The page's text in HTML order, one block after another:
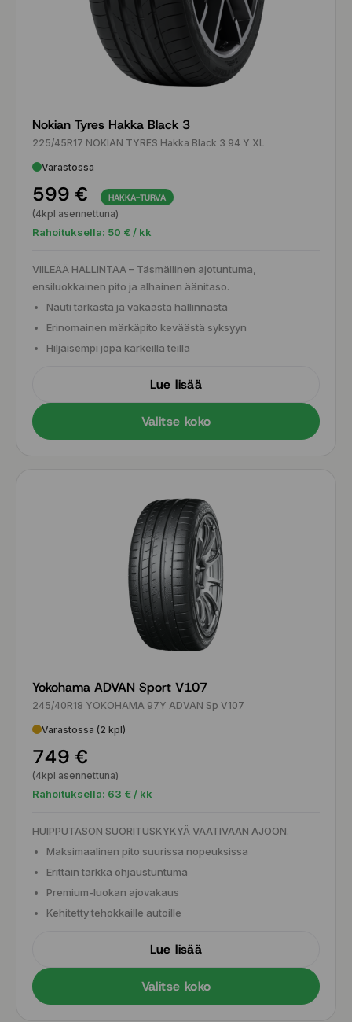
Nokian Tyres Hakka Black 3
225/45R17 NOKIAN TYRES Hakka Black 3 94 Y XL
Varastossa
599 € HAKKA-TURVA
(4kpl asennettuna)
Rahoituksella: 50 € / kk
VIILEÄÄ HALLINTAA – Täsmällinen ajotuntuma,
ensiluokkainen pito ja alhainen äänitaso.
Nauti tarkasta ja vakaasta hallinnasta
Erinomainen märkäpito keväästä syksyyn
Hiljaisempi jopa karkeilla teillä
Lue lisää
Valitse koko
Yokohama ADVAN Sport V107
245/40R18 YOKOHAMA 97Y ADVAN Sp V107
Varastossa (2 kpl)
749 €
(4kpl asennettuna)
Rahoituksella: 63 € / kk
HUIPPUTASON SUORITUSKYKYÄ VAATIVAAN AJOON.
Maksimaalinen pito suurissa nopeuksissa
Erittäin tarkka ohjaustuntuma
Premium-luokan ajovakaus
Kehitetty tehokkaille autoille
Lue lisää
Valitse koko